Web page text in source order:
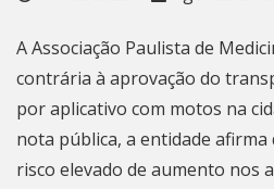
A Associação Paulista de
contrária à aprovação do
por aplicativo com motos na
nota pública, a entidade
risco elevado de aumento nos